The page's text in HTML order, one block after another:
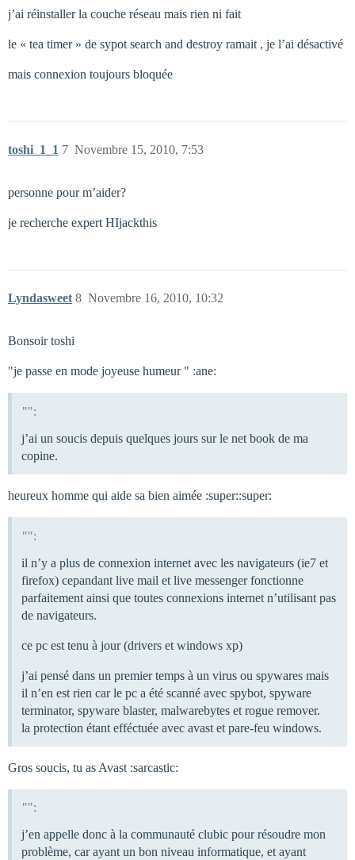
j’ai réinstaller la couche réseau mais rien ni fait
le « tea timer » de sypot search and destroy ramait , je l’ai désactivé
mais connexion toujours bloquée
toshi_1_1 Novembre 15, 2010, 7:53
7
personne pour m’aider?
je recherche expert HIjackthis
Lyndasweet Novembre 16, 2010, 10:32
8
Bonsoir toshi
"je passe en mode joyeuse humeur " :ane:
"":
j’ai un soucis depuis quelques jours sur le net book de ma
copine.
heureux homme qui aide sa bien aimée :super::super:
"":
il n’y a plus de connexion internet avec les navigateurs (ie7 et
firefox) cepandant live mail et live messenger fonctionne
parfaitement ainsi que toutes connexions internet n’utilisant pas
de navigateurs.
ce pc est tenu à jour (drivers et windows xp)
j’ai pensé dans un premier temps à un virus ou spywares mais
il n’en est rien car le pc a été scanné avec spybot, spyware
terminator, spyware blaster, malwarebytes et rogue remover.
la protection étant efféctuée avec avast et pare-feu windows.
Gros soucis, tu as Avast :sarcastic:
"":
j’en appelle donc à la communauté clubic pour résoudre mon
problème, car ayant un bon niveau informatique, et ayant